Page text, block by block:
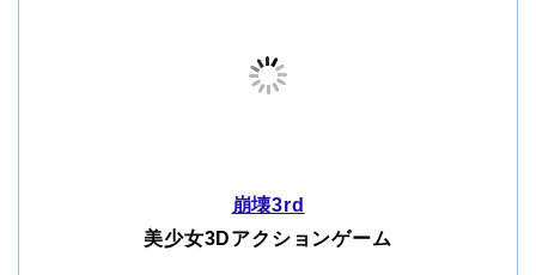
崩壊3rd
美少女3Dアクションゲーム